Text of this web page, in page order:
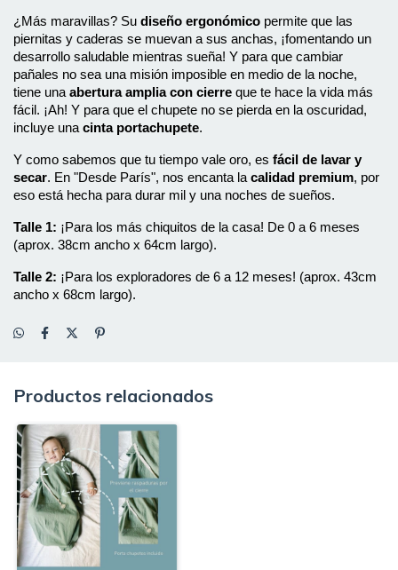
¿Más maravillas? Su diseño ergonómico permite que las
piernitas y caderas se muevan a sus anchas, ¡fomentando un
desarrollo saludable mientras sueña! Y para que cambiar
pañales no sea una misión imposible en medio de la noche,
tiene una abertura amplia con cierre que te hace la vida más
fácil. ¡Ah! Y para que el chupete no se pierda en la oscuridad,
incluye una cinta portachupete.
Y como sabemos que tu tiempo vale oro, es fácil de lavar y
secar. En "Desde París", nos encanta la calidad premium, por
eso está hecha para durar mil y una noches de sueños.
Talle 1: ¡Para los más chiquitos de la casa! De 0 a 6 meses
(aprox. 38cm ancho x 64cm largo).
Talle 2: ¡Para los exploradores de 6 a 12 meses! (aprox. 43cm
ancho x 68cm largo).
Productos relacionados